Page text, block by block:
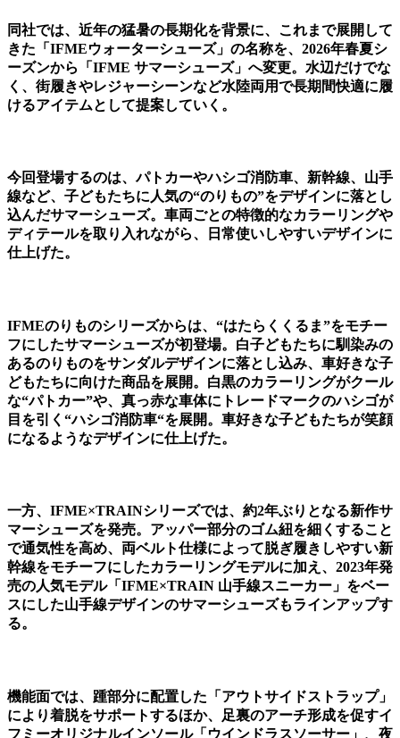
同社では、近年の猛暑の長期化を背景に、これまで展開して
きた「IFMEウォーターシューズ」の名称を、2026年春夏シ
ーズンから「IFME サマーシューズ」へ変更。水辺だけでな
く、街履きやレジャーシーンなど水陸両用で長期間快適に履
けるアイテムとして提案していく。
今回登場するのは、パトカーやハシゴ消防車、新幹線、山手
線など、子どもたちに人気の“のりもの”をデザインに落とし
込んだサマーシューズ。車両ごとの特徴的なカラーリングや
ディテールを取り入れながら、日常使いしやすいデザインに
仕上げた。
IFMEのりものシリーズからは、“はたらくくるま”をモチー
フにしたサマーシューズが初登場。白子どもたちに馴染みの
あるのりものをサンダルデザインに落とし込み、車好きな子
どもたちに向けた商品を展開。白黒のカラーリングがクール
な“パトカー”や、真っ赤な車体にトレードマークのハシゴが
目を引く“ハシゴ消防車“を展開。車好きな子どもたちが笑顔
になるようなデザインに仕上げた。
一方、IFME×TRAINシリーズでは、約2年ぶりとなる新作サ
マーシューズを発売。アッパー部分のゴム紐を細くすること
で通気性を高め、両ベルト仕様によって脱ぎ履きしやすい新
幹線をモチーフにしたカラーリングモデルに加え、2023年発
売の人気モデル「IFME×TRAIN 山手線スニーカー」をベー
スにした山手線デザインのサマーシューズもラインアップす
る。
機能面では、踵部分に配置した「アウトサイドストラップ」
により着脱をサポートするほか、足裏のアーチ形成を促すイ
フミーオリジナルインソール「ウインドラスソーサー」、夜